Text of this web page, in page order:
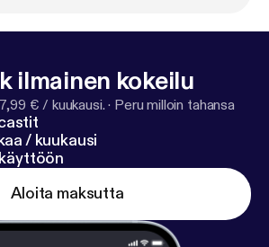
ilmainen kokeilu
€ / kuukausi. · Peru milloin tahansa
/ kuukausi
Aloita maksutta